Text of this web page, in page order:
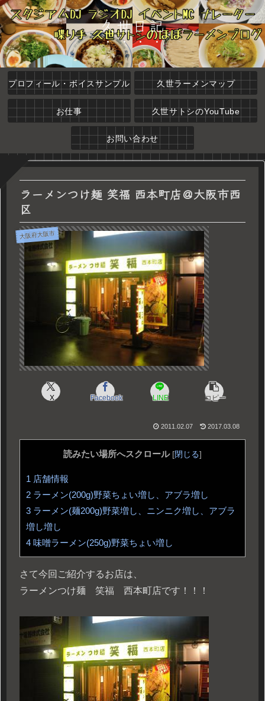
久世日記
プロフィール・ボイスサンプル 久世ラーメンマップ
お仕事 久世サトシのYouTube
お問い合わせ
ラーメンつけ麺 笑福 西本町店＠大阪市西
区
大阪府大阪市
X Facebook LINE コピー
2011.02.07 2017.03.08
読みたい場所へスクロール [閉じる]
1 店舗情報
2 ラーメン(200g)野菜ちょい増し、アブラ増し
3 ラーメン(麺200g)野菜増し、ニンニク増し、アブラ
増し増し
4 味噌ラーメン(250g)野菜ちょい増し
さて今回ご紹介するお店は、
ラーメンつけ麺 笑福 西本町店です！！！